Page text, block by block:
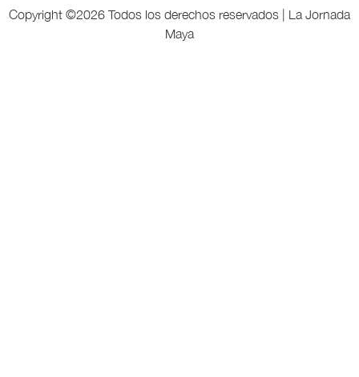
Copyright ©2026 Todos los derechos reservados | La Jornada
Maya